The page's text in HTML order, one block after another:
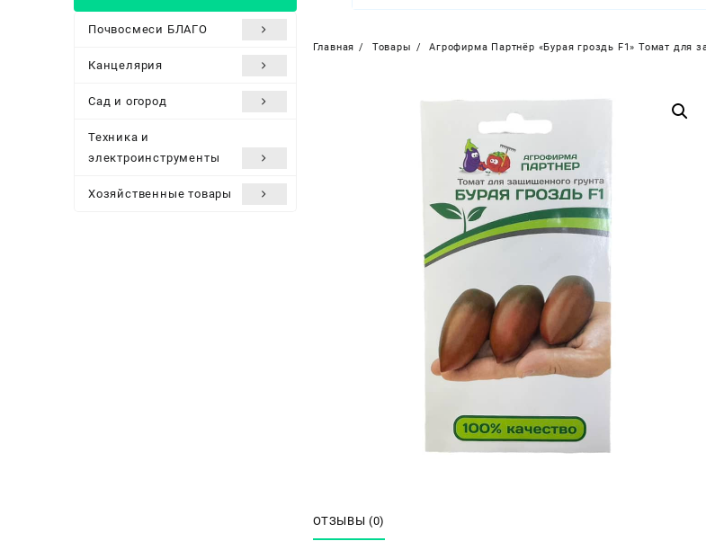
Почвосмеси БЛАГО
Канцелярия
Сад и огород
Техника и
электроинструменты
Хозяйственные товары
Главная Товары Агрофирма Партнёр «Бурая гроздь F1» Томат для
ОТЗЫВЫ (0)